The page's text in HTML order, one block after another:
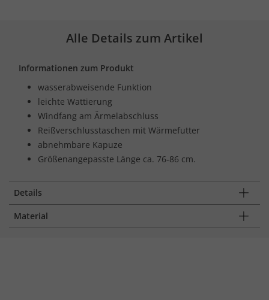
Alle Details zum Artikel
Informationen zum Produkt
wasserabweisende Funktion
leichte Wattierung
Windfang am Ärmelabschluss
Reißverschlusstaschen mit Wärmefutter
abnehmbare Kapuze
Größenangepasste Länge ca. 76-86 cm.
Details
Material